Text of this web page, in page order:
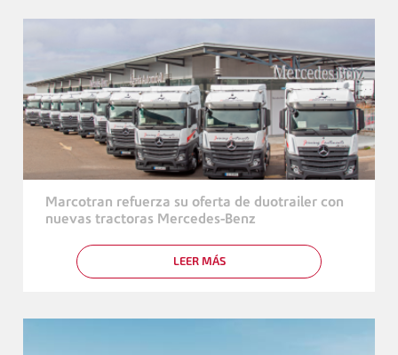
LOGÍSTICA
CON
SU
ALMACÉN
ADUANERO
EN
EL
PUERTO
ALGECIRAS
Marcotran refuerza su oferta de duotrailer con
nuevas tractoras Mercedes-Benz
LEER MÁSSOBRE
MARCOTRAN